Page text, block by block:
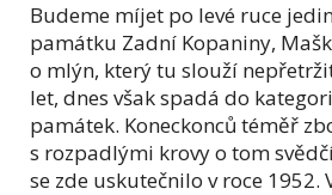
Budeme míjet po levé ruce
památku Zadní Kopaniny,
o mlýn, který tu slouží
let, dnes však spadá do
památek. Koneckonců téměř
s rozpadlými krovy o tom
se zde uskutečnilo v roce 1952.